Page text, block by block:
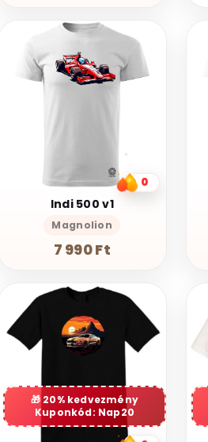
0
Indi 500 v1
Magnolion
7 990 Ft
20% kedvezmény
Kuponkód: Nap20